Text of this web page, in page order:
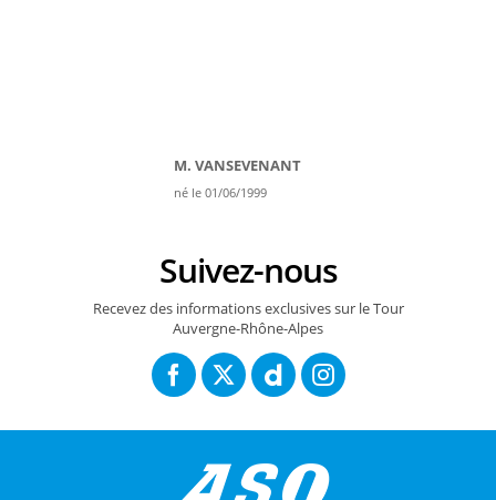
M. VANSEVENANT
né le 01/06/1999
Suivez-nous
Recevez des informations exclusives sur le Tour
Auvergne-Rhône-Alpes